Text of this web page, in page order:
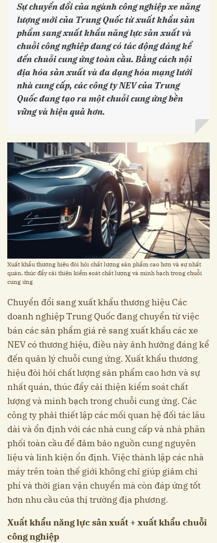
Sự chuyển đổi của ngành công nghiệp xe năng
lượng mới của Trung Quốc từ xuất khẩu sản
phẩm sang xuất khẩu năng lực sản xuất và
chuỗi công nghiệp đang có tác động đáng kể
đến chuỗi cung ứng toàn cầu. Bằng cách nội
địa hóa sản xuất và đa dạng hóa mạng lưới
nhà cung cấp, các công ty NEV của Trung
Quốc đang tạo ra một chuỗi cung ứng bền
vững và hiệu quả hơn.
Xuất khẩu thương hiệu đòi hỏi chất lượng sản phẩm cao hơn và sự nhất
quán, thúc đẩy cải thiện kiểm soát chất lượng và minh bạch trong chuỗi
cung ứng
Chuyển đổi sang xuất khẩu thương hiệu Các
doanh nghiệp Trung Quốc đang chuyển từ việc
bán các sản phẩm giá rẻ sang xuất khẩu các xe
NEV có thương hiệu, điều này ảnh hưởng đáng kể
đến quản lý chuỗi cung ứng. Xuất khẩu thương
hiệu đòi hỏi chất lượng sản phẩm cao hơn và sự
nhất quán, thúc đẩy cải thiện kiểm soát chất
lượng và minh bạch trong chuỗi cung ứng. Các
công ty phải thiết lập các mối quan hệ đối tác lâu
dài và ổn định với các nhà cung cấp và nhà phân
phối toàn cầu để đảm bảo nguồn cung nguyên
liệu và linh kiện ổn định. Việc thành lập các nhà
máy trên toàn thế giới không chỉ giúp giảm chi
phí và thời gian vận chuyển mà còn đáp ứng tốt
hơn nhu cầu của thị trường địa phương.
Xuất khẩu năng lực sản xuất + xuất khẩu chuỗi
công nghiệp